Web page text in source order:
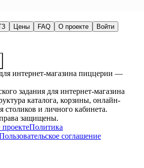
Цены FAQ О проекте
Войти
интернет-магазина пиццерии —
задания для интернет-магазина
каталога, корзины, онлайн-
столиков и личного кабинета.
защищены.
Политика
соглашение